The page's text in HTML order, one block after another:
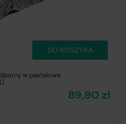
w pastelowe
89,90 zł
DO KOSZYKA